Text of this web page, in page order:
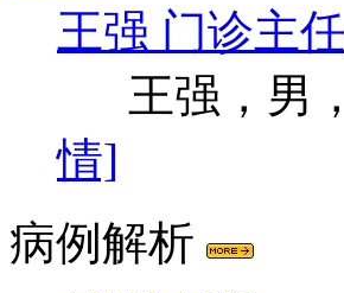
王强 门诊主任
王强，男，
情]
病例解析